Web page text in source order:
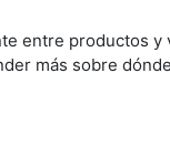
entre productos
más sobre